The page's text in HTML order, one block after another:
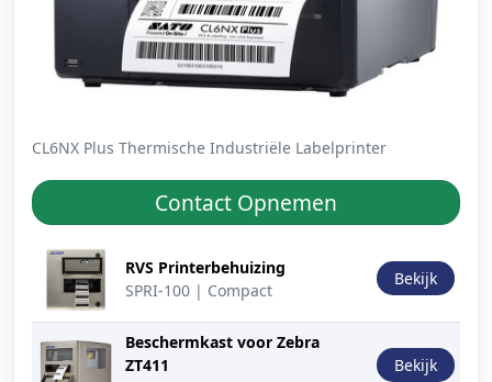
CL6NX Plus Thermische Industriële Labelprinter
Contact Opnemen
Productafbeelding
RVS Printerbehuizing
SPRI-100 | Compact
Bekijk
Beschermkast voor Zebra
ZT411
Bekijk